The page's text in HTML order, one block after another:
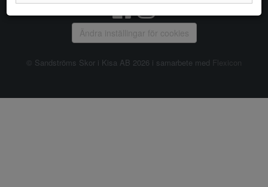
Ändra inställingar för cookies
© Sandströms Skor i Kisa AB 2026 i samarbete med Flexicon